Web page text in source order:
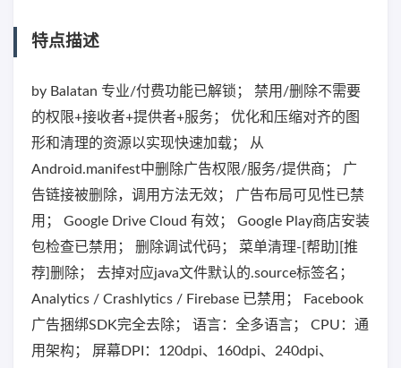
特点描述
by Balatan 专业/付费功能已解锁； 禁用/删除不需要
的权限+接收者+提供者+服务； 优化和压缩对齐的图
形和清理的资源以实现快速加载； 从
Android.manifest中删除广告权限/服务/提供商； 广
告链接被删除，调用方法无效； 广告布局可见性已禁
用； Google Drive Cloud 有效； Google Play商店安装
包检查已禁用； 删除调试代码； 菜单清理-[帮助][推
荐]删除； 去掉对应java文件默认的.source标签名；
Analytics / Crashlytics / Firebase 已禁用； Facebook
广告捆绑SDK完全去除； 语言：全多语言； CPU：通
用架构； 屏幕DPI：120dpi、160dpi、240dpi、